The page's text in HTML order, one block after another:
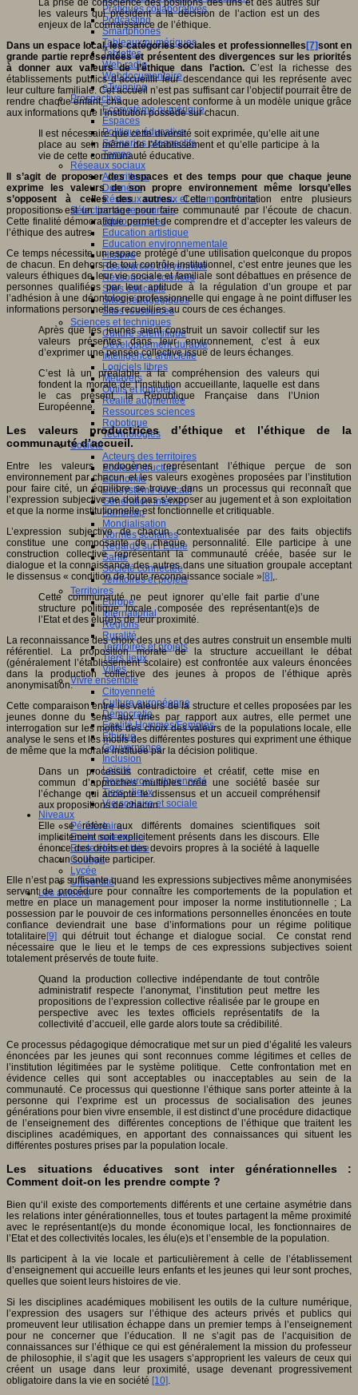
Pratiques collaboratives
Podcasting
Smartphones
Tableaux numériques
Tablettes
Web radio
Webdocumentaire
eTwinning
Prospective
Ecosystème numérique
Espaces
Politique éducative
Scénarios prospectifs
Temps
Réseaux sociaux
Algorithme
Données
Réseaux sociaux et champ scolaire
Sélection de ressources
Bibliographies
Education artistique
Education environnementale
Histoire
Ressources citoyenneté
Ressources sciences
Sites éducatifs
Sites pédagogiques
Sites ressources
Sciences et techniques
Culture scientifique
Développement durable
Intelligence artificielle
Logiciels libres
Métavers
Outils et logiciels
Réalité augmentée
Ressources sciences
Robotique
Technologies
Société
Acteurs des territoires
Ecole et structure
Economie
Ecosystème éducatif
Génération internet
Handicap
Mondialisation
Normes scolaires
Regards sur l’Ecole
Santé
Société connectée
Territoires et projets
Territoires
Europe
International
Régions
Ruralité
Territoires et projets
Tiers lieux
Villes
Vivre ensemble
Citoyenneté
Culture européenne
Démocratie
Egalité Hommes/Femmes
Ethique
Gouvernance
Inclusion
Laïcité
Ressources citoyenneté
Tiers - lieux
Vie scolaire et sociale
Niveaux
Périscolaire
Ecole maternelle
Ecole élémentaire
Collège
Lycée
Université
Les auteurs
La prise de conscience des positions des uns et des autres sur
les valeurs qui président à la décision de l’action est un des
enjeux de la connaissance de l’éthique.
Dans un espace local, les catégories sociales et professionnelles [7]sont en
grande partie représentées et présentent des divergences sur les priorités
à donner aux valeurs de l’éthique dans l’action.C’est la richesse des
établissements publics d’accueillir leur descendance qui les représente avec
leur culture familiale. Cet accueil n’est pas suffisant car l’objectif pourrait être de
rendre chaque enfant, chaque adolescent conforme à un modèle unique grâce
aux informations que l’institution possède sur chacun.
Il est nécessaire que cette diversité soit exprimée, qu’elle ait une
place au sein même de l’établissement et qu’elle participe à la
vie de cette communauté éducative.
Il s’agit de proposer des espaces et des temps pour que chaque jeune
exprime les valeurs de son propre environnement même lorsqu’elles
s’opposent à celles des autres.Cette confrontation entre plusieurs
propositions est un partage pour faire communauté par l’écoute de chacun.
Cette finalité démocratique permet de comprendre et d’accepter les valeurs de
l’éthique des autres.
Ce temps nécessite un espace protégé d’une utilisation quelconque du propos
de chacun. En dehors de tout contrôle institutionnel, c’est entre jeunes que les
valeurs éthiques de leur vie sociale et familiale sont débattues en présence de
personnes qualifiées par leur aptitude à la régulation d’un groupe et par
l’adhésion à une déontologie professionnelle qui engage à ne point diffuser les
informations personnelles recueillies au cours de ces échanges.
Après que les jeunes aient construit un savoir collectif sur les
valeurs présentes dans leur environnement, c’est à eux
d’exprimer une pensée collective issue de leurs échanges.
C’est là un préalable à la compréhension des valeurs qui
fondent la morale de l’institution accueillante, laquelle est dans
le cas présent, la République Française dans l’Union
Européenne.
Les valeurs productrices d’éthique et l’éthique de la
communauté d’accueil.
Entre les valeurs endogènes représentant l’éthique perçue de son
environnement par chacun et les valeurs exogènes proposées par l’institution
pour faire cité, un équilibre se trouve dans un processus qui reconnaît que
l’expression subjective ne doit pas s’exposer au jugement et à son exploitation
et que la norme institutionnelle est fonctionnelle et critiquable.
L’expression subjective de chacun contextualisée par des faits objectifs
constitue une composante de chaque personnalité. Elle participe à une
construction collective représentant la communauté créée, basée sur le
dialogue et la connaissance des autres dans une situation groupale acceptant
le dissensus « condition de toute reconnaissance sociale » [8],.
Cette communauté ne peut ignorer qu’elle fait partie d’une
structure politique locale composée des représentant(e)s de
l’Etat et des élu(e)s de leur proximité.
La reconnaissance des choix des uns et des autres construit un ensemble multi
référentiel. La proposition morale de la structure accueillant le débat
(généralement l’établissement scolaire) est confrontée aux valeurs énoncées
dans la production collective des jeunes à propos de l’éthique après
anonymisation.
Cette comparaison entre les valeurs de la structure et celles proposées par les
jeunes donne du sens aux unes par rapport aux autres, elle permet une
interrogation sur les motifs des choix des valeurs de la populations locale, elle
analyse le sens et les motifs des différentes postures qui expriment une éthique
de même que la morale instituée par la décision politique.
Dans un processus contradictoire et créatif, cette mise en
commun d’approches multiples crée une société basée sur
l’échange qui accepte le dissensus et un accueil compréhensif
aux propositions de chacun.
Elle se réfère aux différents domaines scientifiques soit
implicitement soit explicitement présents dans les discours. Elle
énonce des droits et des devoirs propres à la société à laquelle
chacun souhaite participer.
Elle n’est pas suffisante quand les expressions subjectives même anonymisées
servent de procédure pour connaître les comportements de la population et
mettre en place un management pour imposer la norme institutionnelle ; La
possession par le pouvoir de ces informations personnelles énoncées en toute
confiance deviendrait une base d’informations pour un régime politique
totalitaire [9] qui détruit tout échange et dialogue social. Ce constat rend
nécessaire que le lieu et le temps de ces expressions subjectives soient
totalement préservés de toute fuite.
Quand la production collective indépendante de tout contrôle
administratif respecte l’anonymat, l’institution peut mettre les
propositions de l’expression collective réalisée par le groupe en
perspective avec les textes officiels représentatifs de la
collectivité d’accueil, elle garde alors toute sa crédibilité.
Ce processus pédagogique démocratique met sur un pied d’égalité les valeurs
énoncées par les jeunes qui sont reconnues comme légitimes et celles de
l’institution légitimées par le système politique. Cette confrontation met en
évidence celles qui sont acceptables ou inacceptables au sein de la
communauté. Ce processus qui questionne l’éthique sans porter atteinte à la
personne qui l’exprime est un processus de socialisation des jeunes
générations pour bien vivre ensemble, il est distinct d’une procédure didactique
de l’enseignement des différentes conceptions de l’éthique que traitent les
disciplines académiques, en apportant des connaissances qui situent les
différentes postures prises par la population locale.
Les situations éducatives sont inter générationnelles :
Comment doit-on les prendre compte ?
Bien qu‘il existe des comportements différents et une certaine asymétrie dans
les relations inter générationnelles, tous et toutes partagent la même proximité
avec le représentant(e)s du monde économique local, les fonctionnaires de
l’Etat et des collectivités locales, les élu(e)s et l’ensemble de la population.
Ils participent à la vie locale et particulièrement à celle de l’établissement
d’enseignement qui accueille leurs enfants et les jeunes qui leur sont proches,
quelles que soient leurs histoires de vie.
Si les disciplines académiques mobilisent les outils de la culture numérique,
l’expression des usagers sur l’éthique des acteurs privés et publics qui
promeuvent leur utilisation échappe dans un premier temps à l’enseignement
pour ne concerner que l’éducation. Il ne s’agit pas de l’acquisition de
connaissances sur l’éthique ce qui est généralement la mission du professeur
de philosophie, il s’agit que les usagers s’approprient les valeurs de ceux qui
créent un usage dans leur proximité, usage devenant progressivement
obligatoire dans la vie en société [10].